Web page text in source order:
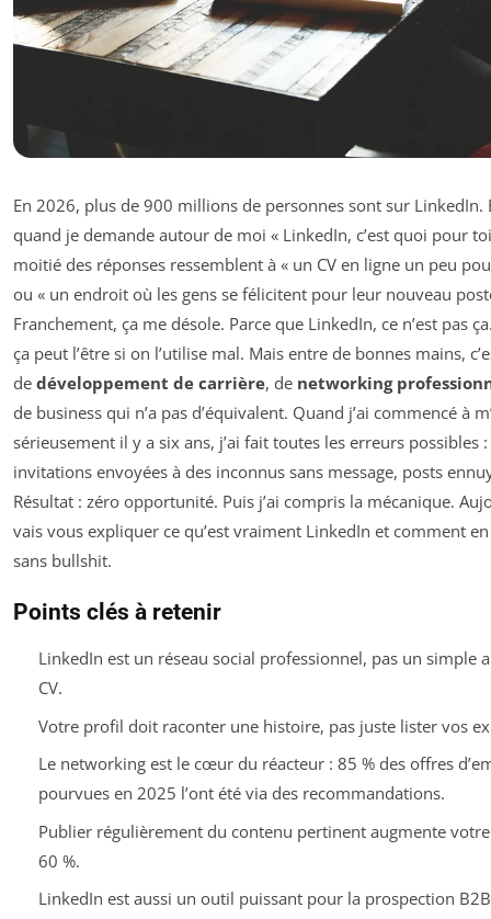
En 2026, plus de 900 millions de personnes sont sur LinkedIn.
quand je demande autour de moi « LinkedIn, c’est quoi pour
moitié des réponses ressemblent à « un CV en ligne un peu
ou « un endroit où les gens se félicitent pour leur nouveau
Franchement, ça me désole. Parce que LinkedIn, ce n’est pas
ça peut l’être si on l’utilise mal. Mais entre de bonnes mains,
de développement de carrière, de networking
de business qui n’a pas d’équivalent. Quand j’ai commencé à
sérieusement il y a six ans, j’ai fait toutes les erreurs possibles
invitations envoyées à des inconnus sans message, posts
Résultat : zéro opportunité. Puis j’ai compris la mécanique.
vais vous expliquer ce qu’est vraiment LinkedIn et comment
sans bullshit.
Points clés à retenir
LinkedIn est un réseau social professionnel, pas un simple
CV.
Votre profil doit raconter une histoire, pas juste lister vos
Le networking est le cœur du réacteur : 85 % des offres
pourvues en 2025 l’ont été via des recommandations.
Publier régulièrement du contenu pertinent augmente
60 %.
LinkedIn est aussi un outil puissant pour la prospection